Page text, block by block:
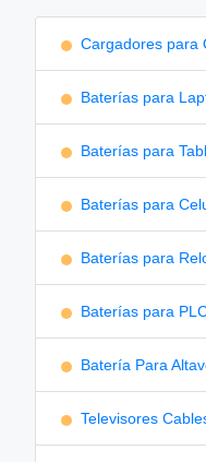
Cargadores para
Baterías para
Baterías para
Baterías para
Baterías para
Baterías para
Batería Para
Televisores